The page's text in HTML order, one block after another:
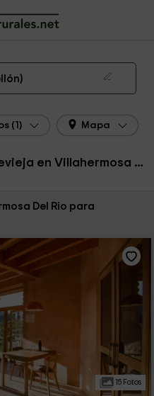
Del Rio
Rio
(1) Mapa
Casas Rurales para Nochevieja en Villahermosa Del Rio
Del Rio para
15 Fotos